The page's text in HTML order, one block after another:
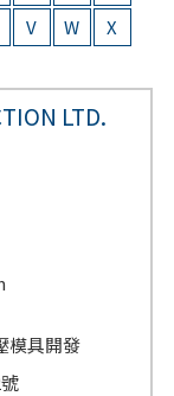
V W
X
LTD.
模具開發